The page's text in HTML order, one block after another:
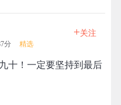
分 精选
+关注
十！一定要坚持到最后